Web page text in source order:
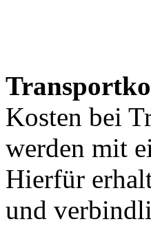
Kosten bei
werden mit
Hierfür
und